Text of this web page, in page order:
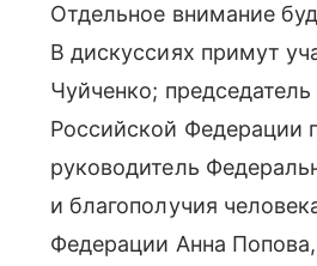
Отдельное внимание
В дискуссиях примут
Чуйченко;
Российской Федерации
руководитель
и благополучия
Федерации Анна